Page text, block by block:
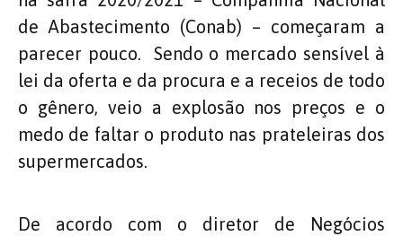
de Abastecimento (Conab) – começaram a
parecer pouco. Sendo o mercado sensível à
lei da oferta e da procura e a receios de todo
o gênero, veio a explosão nos preços e o
medo de faltar o produto nas prateleiras dos
supermercados.
De acordo com o diretor de Negócios